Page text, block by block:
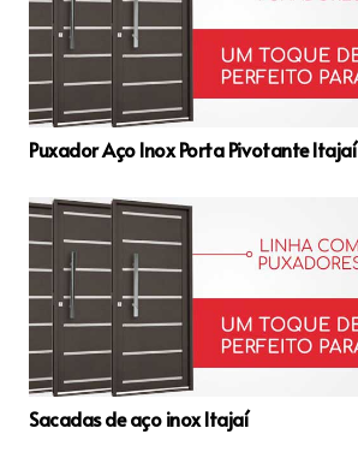
Puxador Aço Inox Porta Pivotante Itajaí
Sacadas de aço inox Itajaí